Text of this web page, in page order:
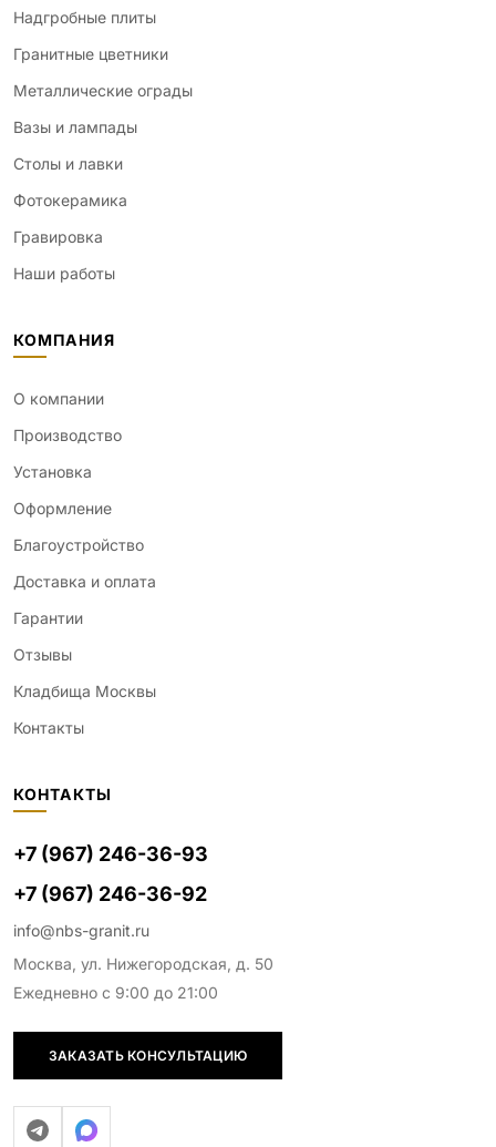
Надгробные плиты
Гранитные цветники
Металлические ограды
Вазы и лампады
Столы и лавки
Фотокерамика
Гравировка
Наши работы
КОМПАНИЯ
О компании
Производство
Установка
Оформление
Благоустройство
Доставка и оплата
Гарантии
Отзывы
Кладбища Москвы
Контакты
КОНТАКТЫ
+7 (967) 246-36-93
+7 (967) 246-36-92
info@nbs-granit.ru
Москва, ул. Нижегородская, д. 50
Ежедневно с 9:00 до 21:00
ЗАКАЗАТЬ КОНСУЛЬТАЦИЮ